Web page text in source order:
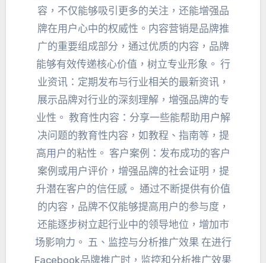
容 ， 不仅能够吸引更多的关注 ， 还能增强品
牌在用户心中的权威性 。 内容营销是品牌推
广的重要组成部分 ， 通过优质的内容 ， 品牌
能够有效传递核心价值 ， 树立专业形象 。 行
业资讯： 定期发布与行业相关的最新资讯，
展示品牌对行业的深刻理解， 增强品牌的专
业性 。 教育性内容 ： 分享一些能帮助用户解
决问题的教育性内容 ， 如教程 、 指南等， 提
高用户的粘性 。 客户案例 ： 发布成功的客户
案例或用户评价， 增强品牌的社会证明 ， 提
升潜在客户的信任感。 通过不断提供有价值
的内容 ， 品牌不仅能够提高用户的参与度 ，
还能逐步树立起行业中的领导地位 ， 增加市
场影响力 。 五、 监控与分析推广效果 在进行
Facebook品牌推广时 ， 监控和分析推广效果